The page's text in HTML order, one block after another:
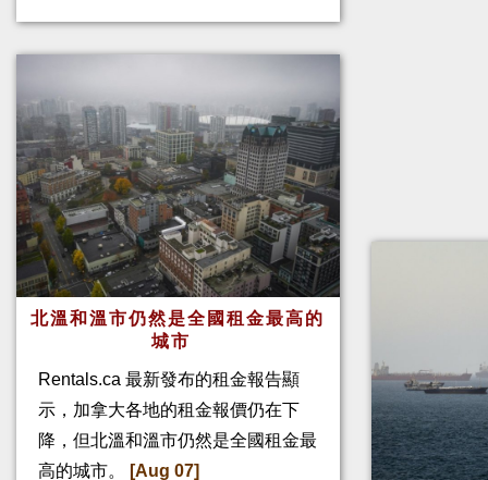
北溫和溫市仍然是全國租金最高的
城市
Rentals.ca 最新發布的租金報告顯
示，加拿大各地的租金報價仍在下
降，但北溫和溫市仍然是全國租金最
高的城市。
[Aug 07]